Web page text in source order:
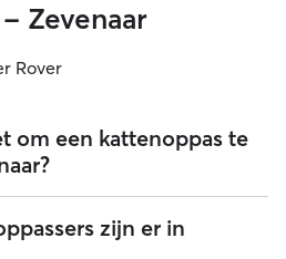
Zevenaar
Rover
om een kattenoppas te
op Rover zelf hun tarief bepalen.
het inhuren van een
zijn er in